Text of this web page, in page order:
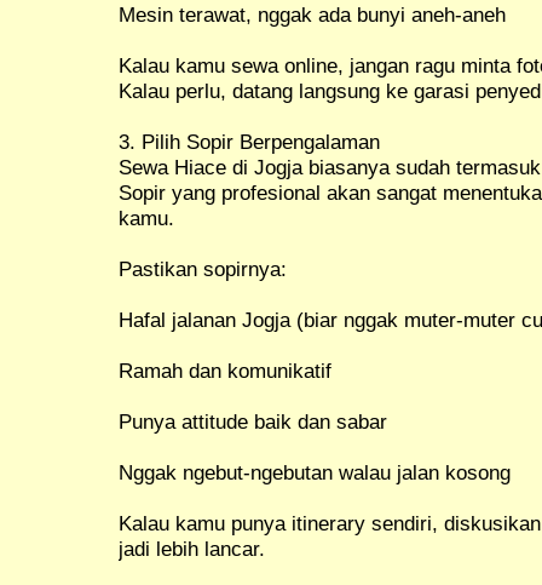
Mesin terawat, nggak ada bunyi aneh-aneh
Kalau kamu sewa online, jangan ragu minta
Kalau perlu, datang langsung ke garasi
3. Pilih Sopir Berpengalaman
Sewa Hiace di Jogja biasanya sudah
Sopir yang profesional akan sangat
kamu.
Pastikan sopirnya:
Hafal jalanan Jogja (biar nggak muter-muter
Ramah dan komunikatif
Punya attitude baik dan sabar
Nggak ngebut-ngebutan walau jalan kosong
Kalau kamu punya itinerary sendiri,
jadi lebih lancar.